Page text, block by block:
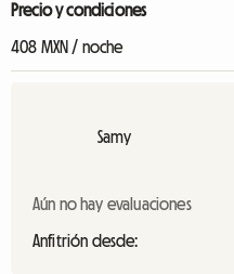
Precio y condiciones
408 MXN / noche
Samy
Aún no hay evaluaciones
Anfitrión desde: